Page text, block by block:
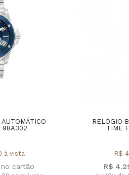
98A302
à vista
RELÓGIO
TIME
R$
R$